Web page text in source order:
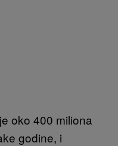
oko 400 miliona
godine, i